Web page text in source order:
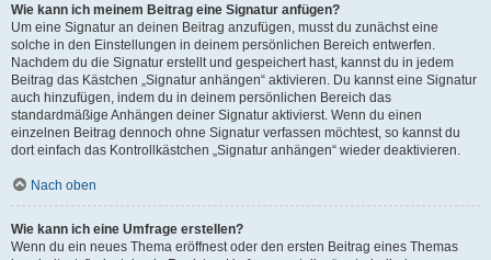
Wie kann ich meinem Beitrag eine Signatur anfügen?
Um eine Signatur an deinen Beitrag anzufügen, musst du zunächst eine
solche in den Einstellungen in deinem persönlichen Bereich entwerfen.
Nachdem du die Signatur erstellt und gespeichert hast, kannst du in jedem
Beitrag das Kästchen „Signatur anhängen“ aktivieren. Du kannst eine Signatur
auch hinzufügen, indem du in deinem persönlichen Bereich das
standardmäßige Anhängen deiner Signatur aktivierst. Wenn du einen
einzelnen Beitrag dennoch ohne Signatur verfassen möchtest, so kannst du
dort einfach das Kontrollkästchen „Signatur anhängen“ wieder deaktivieren.
Nach oben
Wie kann ich eine Umfrage erstellen?
Wenn du ein neues Thema eröffnest oder den ersten Beitrag eines Themas